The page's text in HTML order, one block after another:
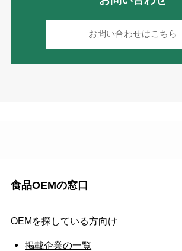
お問い合わせはこちら
食品OEMの窓口
OEMを探している方向け
掲載企業の一覧